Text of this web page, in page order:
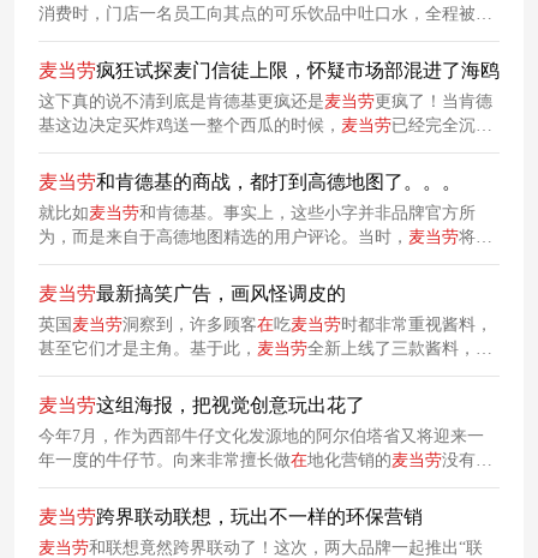
消费时，门店一名员工向其点的可乐饮品中吐口水，全程被店
内监控记录，事件仍在处理中。虽然目前调查结果没出来，但
看完监控视频的网友们已经绷不住了。
麦当劳疯狂试探麦门信徒上限，怀疑市场部混进了海鸥
这下真的说不清到底是肯德基更疯还是麦当劳更疯了！当肯德
基这边决定买炸鸡送一整个西瓜的时候， 麦当劳已经完全沉浸
在自己的艺术里，从薯条二重奏到四重奏再到八重奏，一直不
断加码，最近甚至还推出了薯条十二重奏。。。
麦当劳和肯德基的商战，都打到高德地图了。。。
就比如麦当劳和肯德基。事实上，这些小字并非品牌官方所
为，而是来自于高德地图精选的用户评论。当时， 麦当劳将一
直以来现场手工裹粉的麦辣鸡翅，改为预制半成品统一复炸。
从此，网友们记住了这对欢喜冤家，肯德基和
战也成为了业内的一段“美谈”。
麦当劳最新搞笑广告，画风怪调皮的
英国 麦当劳洞察到，许多顾客在吃麦当劳时都非常重视酱料，
甚至它们才是主角。基于此， 麦当劳全新上线了三款酱料，并
制作了一支幽默搞笑的短片，诙谐彰显酱料的地位。
麦当劳这组海报，把视觉创意玩出花了
今年7月，作为西部牛仔文化发源地的阿尔伯塔省又将迎来一
年一度的牛仔节。向来非常擅长做在地化营销的麦当劳没有错
过这波机会，上线了一组全新创意海报，力图将其品牌融入到
节日氛围中。
麦当劳跨界联动联想，玩出不一样的环保营销
麦当劳和联想竟然跨界联动了！这次，两大品牌一起推出“联